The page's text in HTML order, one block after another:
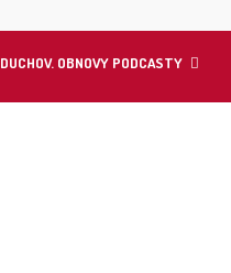
DUCHOV. OBNOVY PODCASTY